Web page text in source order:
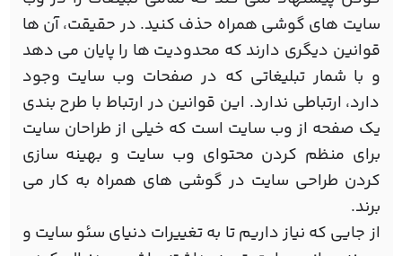
سایت های گوشی همراه حذف کنید. در حقیقت، آن ها
قوانین دیگری دارند که محدودیت ها را پایان می دهد
و با شمار تبلیغاتی که در صفحات وب سایت وجود
دارد، ارتباطی ندارد. این قوانین در ارتباط با طرح بندی
یک صفحه از وب سایت است که خیلی از طراحان سایت
برای منظم کردن محتوای وب سایت و بهینه سازی
کردن طراحی سایت در گوشی های همراه به کار می
برند.
از جایی که نیاز داریم تا به تغییرات دنیای سئو سایت و